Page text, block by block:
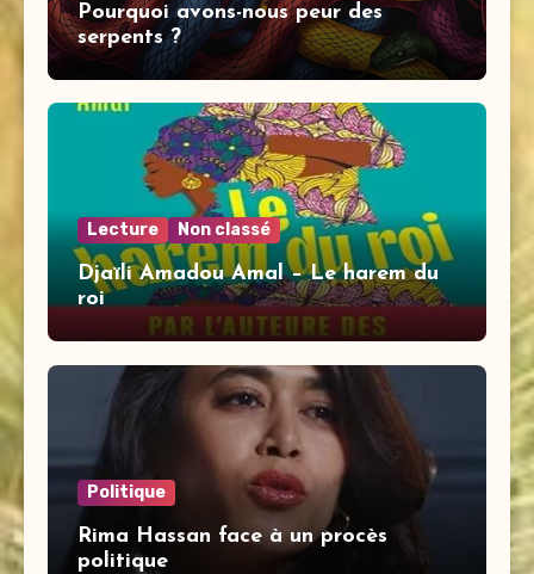
Pourquoi avons-nous peur des
serpents ?
Lecture Non classé
Djaïli Amadou Amal – Le harem du
roi
Politique
Rima Hassan face à un procès
politique